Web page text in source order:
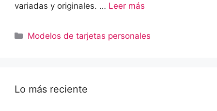
variadas y originales. … Leer más
Categorías
Modelos de tarjetas personales
Lo más reciente